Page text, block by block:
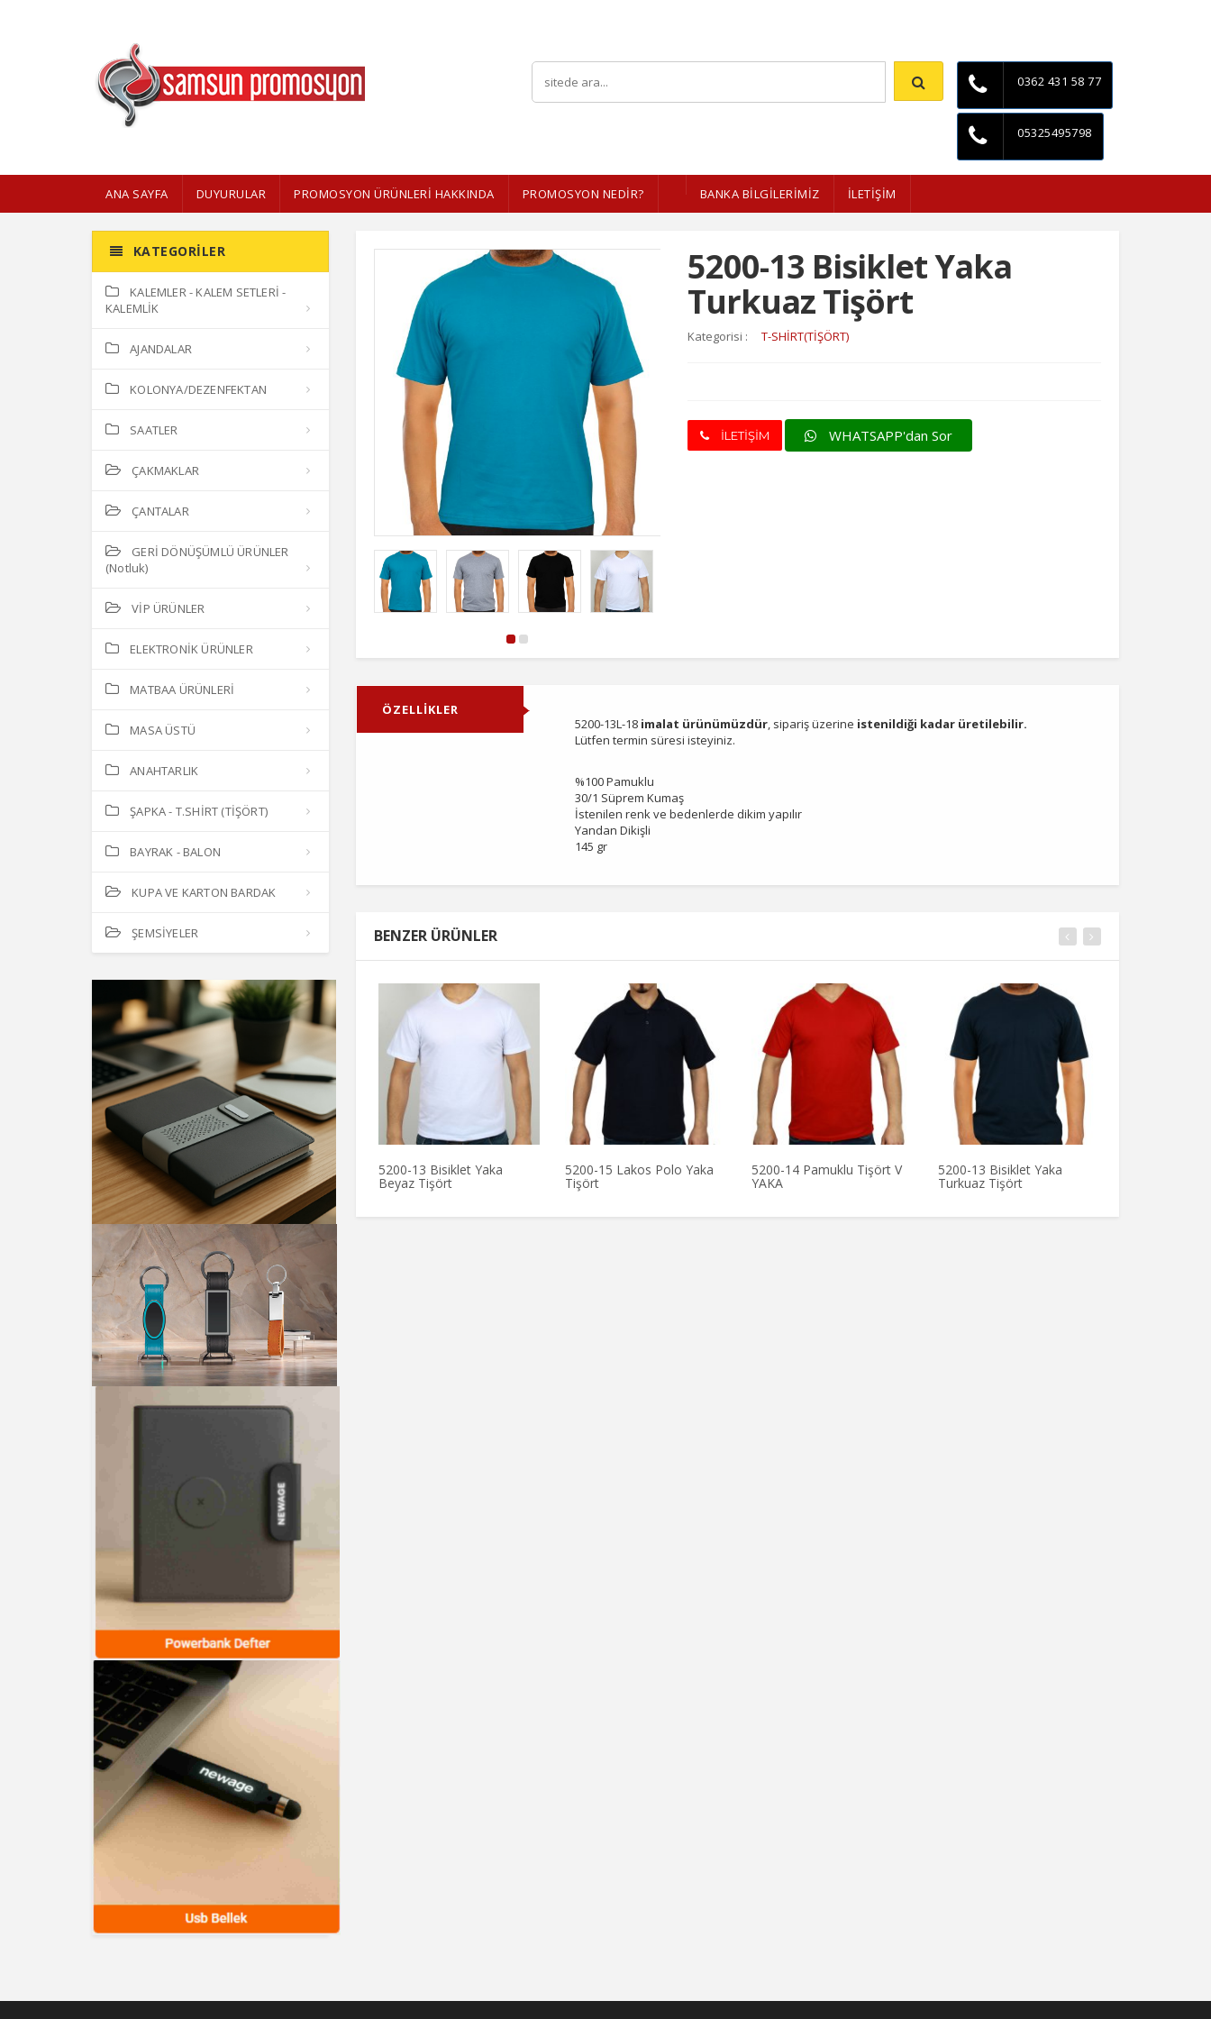
0362 431 58 77
05325495798
ANA SAYFA DUYURULAR PROMOSYON ÜRÜNLERI HAKKINDA PROMOSYON NEDİR? BANKA BİLGİLERİMİZ İLETİŞİM
KATEGORILER
KALEMLER - KALEM SETLERİ -
KALEMLİK
AJANDALAR
KOLONYA/DEZENFEKTAN
SAATLER
ÇAKMAKLAR
ÇANTALAR
GERİ DÖNÜŞÜMLÜ ÜRÜNLER
(Notluk)
VİP ÜRÜNLER
ELEKTRONİK ÜRÜNLER
MATBAA ÜRÜNLERİ
MASA ÜSTÜ
ANAHTARLIK
ŞAPKA - T.SHİRT (TİŞÖRT)
BAYRAK - BALON
KUPA VE KARTON BARDAK
ŞEMSİYELER
5200-13 Bisiklet Yaka
Turkuaz Tişört
Kategorisi : T-SHİRT(TİŞÖRT)
İLETİŞİM WHATSAPP'dan Sor
ÖZELLİKLER
5200-13L-18 imalat ürünümüzdür, sipariş üzerine istenildiği kadar üretilebilir.
Lütfen termin süresi isteyiniz.
%100 Pamuklu
30/1 Süprem Kumaş
İstenilen renk ve bedenlerde dikim yapılır
Yandan Dikişli
145 gr
BENZER ÜRÜNLER
5200-13 Bisiklet Yaka
Beyaz Tişört
5200-15 Lakos Polo Yaka
Tişört
5200-14 Pamuklu Tişört V
YAKA
5200-13 Bisiklet Yaka
Turkuaz Tişört